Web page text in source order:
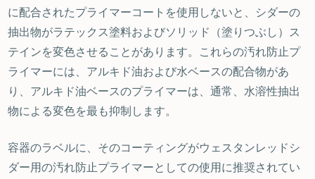
に配合されたプライマーコートを使用しないと、シダーの
抽出物がラテックス塗料およびソリッド（塗りつぶし）ス
テインを変色させることがあります。これらの汚れ防止プ
ライマーには、アルキド油および水ベースの配合物があ
り、アルキド油ベースのプライマーは、通常、水溶性抽出
物による変色を最も抑制します。
容器のラベルに、そのコーティングがウェスタンレッドシ
ダー用の汚れ防止プライマーとしての使用に推奨されてい